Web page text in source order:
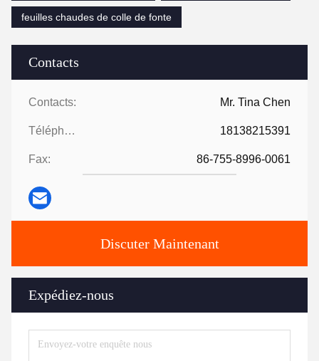
Contacts
Contacts: Mr. Tina Chen
Téléphone: 18138215391
Fax: 86-755-8996-0061
Discuter Maintenant
Expédiez-nous
feuilles chaudes de colle de fonte